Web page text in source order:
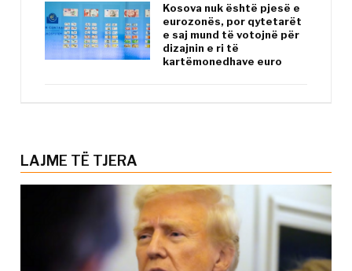
Kosova nuk është pjesë e
eurozonës, por qytetarët
e saj mund të votojnë për
dizajnin e ri të
kartëmonedhave euro
LAJME TË TJERA